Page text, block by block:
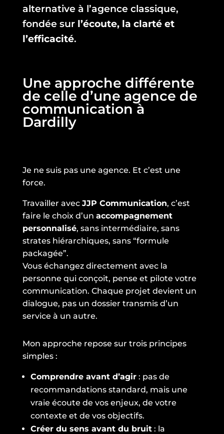
alternative à l’agence classique,
fondée sur l’écoute, la clarté et
l’efficacité.
Une approche différente
de celle d’une agence de
communication à
Dardilly
Je ne suis pas une agence. Et c’est une
force.
Travailler avec JJP Communication, c’est
faire le choix d’un accompagnement
personnalisé, sans intermédiaire, sans
strates hiérarchiques, sans “formule
packagée”.
Vous échangez directement avec la
personne qui conçoit, pense et pilote votre
communication. Chaque projet devient un
dialogue, pas un dossier transmis d’un
service à un autre.
Mon approche repose sur trois principes
simples :
Comprendre avant d’agir: pas de
recommandations standard, mais une
vraie écoute de vos enjeux, de votre
contexte et de vos objectifs.
Créer du sens avant du bruit: la